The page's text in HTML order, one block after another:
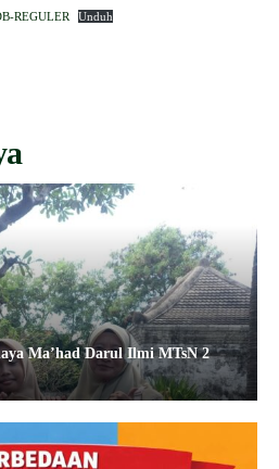
REGULER Unduh
Ma’had Darul Ilmi MTsN 2